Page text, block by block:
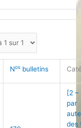
Nos bulletins
[2 –
par
des